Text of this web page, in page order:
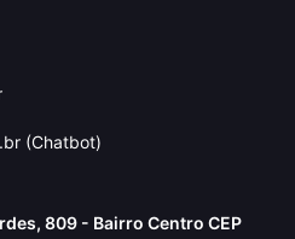
(Chatbot)
809 - Bairro Centro CEP